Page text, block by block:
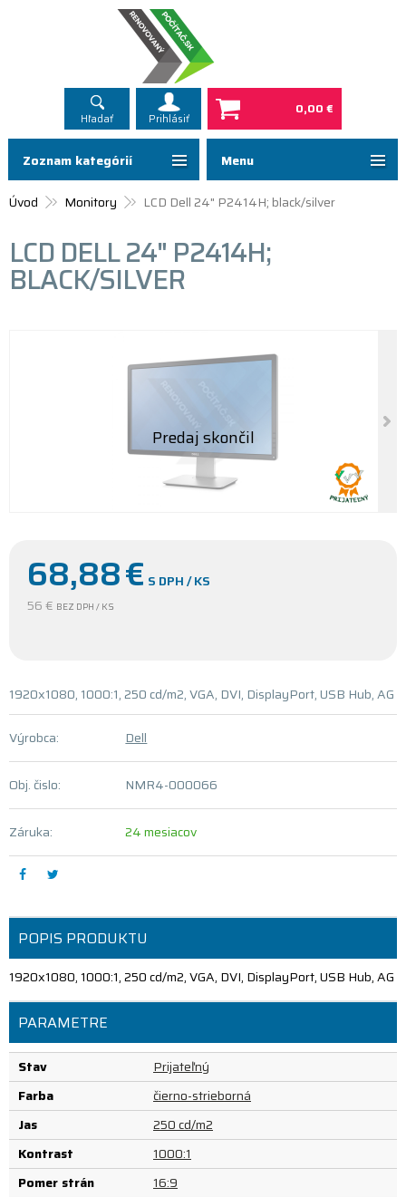
Hľadať Prihlásiť
0,00 €
Menu
Úvod Monitory LCD Dell 24" P2414H; black/silver
LCD DELL 24" P2414H;
BLACK/SILVER
68,88€ S DPH / KS
56 € BEZ DPH / KS
1920x1080, 1000:1, 250 cd/m2, VGA, DVI, DisplayPort, USB Hub, AG
Výrobca: Dell
Obj. čislo: NMR4-000066
Záruka: 24 mesiacov
POPIS PRODUKTU
1920x1080, 1000:1, 250 cd/m2, VGA, DVI, DisplayPort, USB Hub, AG
PARAMETRE
Stav
Prijateľný
Farba
čierno-strieborná
Jas
250 cd/m2
Kontrast
1000:1
Pomer strán
16:9
Zoznam kategórií